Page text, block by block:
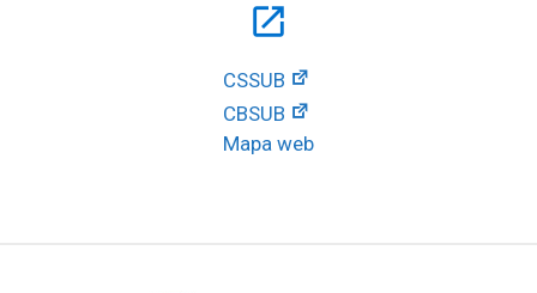
open_in_new
CSSUB
CBSUB
Mapa web